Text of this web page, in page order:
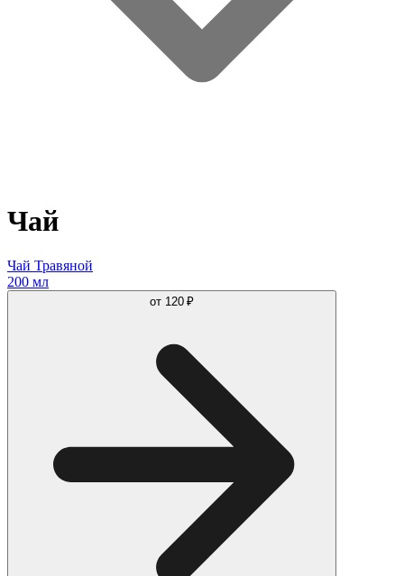
Чай
Чай Травяной
200 мл
от 120 ₽